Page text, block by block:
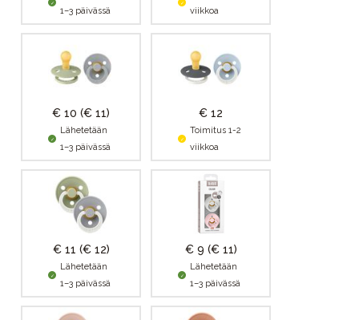
1–3 päivässä
viikkoa
€ 10 (€ 11)
Lähetetään
1–3 päivässä
€ 12
Toimitus 1-2
viikkoa
€ 11 (€ 12)
Lähetetään
1–3 päivässä
€ 9 (€ 11)
Lähetetään
1–3 päivässä